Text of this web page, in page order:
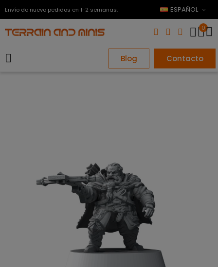
Envío de nuevo pedidos en 1-2 semanas. ESPAÑOL
0
Blog Contacto